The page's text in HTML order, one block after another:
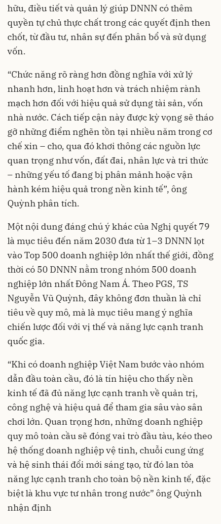
hữu, điều tiết và quản lý giúp DNNN có thêm
quyền tự chủ thực chất trong các quyết định then
chốt, từ đầu tư, nhân sự đến phân bổ và sử dụng
vốn.
“Chức năng rõ ràng hơn đồng nghĩa với xử lý
nhanh hơn, linh hoạt hơn và trách nhiệm rành
mạch hơn đối với hiệu quả sử dụng tài sản, vốn
nhà nước. Cách tiếp cận này được kỳ vọng sẽ tháo
gỡ những điểm nghẽn tồn tại nhiều năm trong cơ
chế xin – cho, qua đó khơi thông các nguồn lực
quan trọng như vốn, đất đai, nhân lực và tri thức
– những yếu tố đang bị phân mảnh hoặc vận
hành kém hiệu quả trong nền kinh tế”, ông
Quỳnh phân tích.
Một nội dung đáng chú ý khác của Nghị quyết 79
là mục tiêu đến năm 2030 đưa từ 1–3 DNNN lọt
vào Top 500 doanh nghiệp lớn nhất thế giới, đồng
thời có 50 DNNN nằm trong nhóm 500 doanh
nghiệp lớn nhất Đông Nam Á. Theo PGS, TS
Nguyễn Vũ Quỳnh, đây không đơn thuần là chỉ
tiêu về quy mô, mà là mục tiêu mang ý nghĩa
chiến lược đối với vị thế và năng lực cạnh tranh
quốc gia.
“Khi có doanh nghiệp Việt Nam bước vào nhóm
dẫn đầu toàn cầu, đó là tín hiệu cho thấy nền
kinh tế đã đủ năng lực cạnh tranh về quản trị,
công nghệ và hiệu quả để tham gia sâu vào sân
chơi lớn. Quan trọng hơn, những doanh nghiệp
quy mô toàn cầu sẽ đóng vai trò đầu tàu, kéo theo
hệ thống doanh nghiệp vệ tinh, chuỗi cung ứng
và hệ sinh thái đổi mới sáng tạo, từ đó lan tỏa
năng lực cạnh tranh cho toàn bộ nền kinh tế, đặc
biệt là khu vực tư nhân trong nước” ông Quỳnh
nhận định